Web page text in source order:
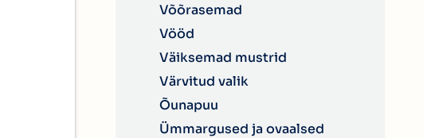
Võõrasemad
Vööd
Väiksemad mustrid
Värvitud valik
Õunapuu
Ümmargused ja ovaalsed